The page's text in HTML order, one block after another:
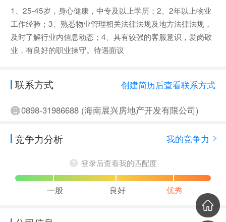
1、25-45岁，身心健康，中专及以上学历；2、2年以上物业
工作经验；3、熟悉物业管理相关法律法规及地方法律法规，
及时了解行业内信息动态；4、具有较强的客服意识，爱岗敬
业，有良好的职业操守。待遇面议
联系方式 创建简历后查看联系方式
0898-31986688 (海南展兴房地产开发有限公司)
竞争力分析 我的竞争力
登录后查看我的匹配度
一般 良好 优秀